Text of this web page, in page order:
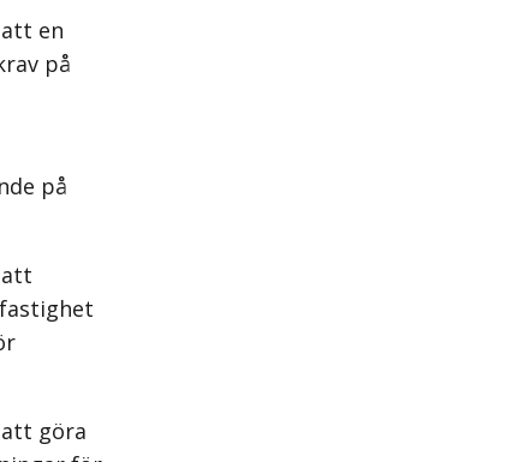
en
på
på
göra